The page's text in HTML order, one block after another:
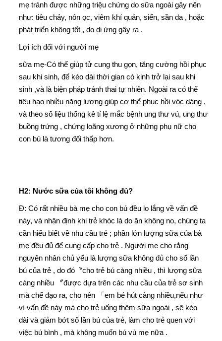
mẹ tránh được những triệu chứng do sữa ngoài gây nên
như: tiêu chảy, nôn ọc, viêm khí quản, siển, sần da , hoặc
phát triển không tốt , do dị ứng gây ra .
Lợi ích đối với người mẹ
sữa mẹ-Có thể giúp tử cung thu gọn, tăng cường hồi phục
sau khi sinh, để kéo dài thời gian có kinh trở lại sau khi
sinh ,và là biện pháp tránh thai tự nhiên. Ngoài ra có thể
tiêu hao nhiều năng lượng giúp cơ thể phục hồi vóc dáng ,
và theo số liệu thống kê tỉ lệ mắc bệnh ung thư vú, ung thư
buồng trứng , chứng loãng xương ở những phụ nữ cho
con bú là tương đối thấp hơn.
H2: Nước sữa của tôi không đủ?
Đ: Có rất nhiều bà mẹ cho con bú đều lo lắng về vấn đề
này, và nhận định khi trẻ khóc là do ăn không no, chúng ta
cần hiểu biết về nhu cầu trẻ ; phần lớn lượng sữa của bà
mẹ đều đủ để cung cấp cho trẻ . Người me cho rằng
nguyên nhân chủ yếu là lượng sữa không đủ cho số lần
bú của trẻ , do đó〝cho trẻ bú càng nhiều , thì lượng sữa
càng nhiều 〞được dựa trên các nhu cầu của trẻ sơ sinh
mà chế đạo ra, cho nên 「em bé hút càng nhiều,nếu như
vì vấn đề này mà cho trẻ uống thêm sữa ngoài , sẽ kéo
dài và giảm bớt số lần bú của trẻ, làm cho trẻ quen với
việc bú bình , mà không muốn bú vú mẹ nữa .